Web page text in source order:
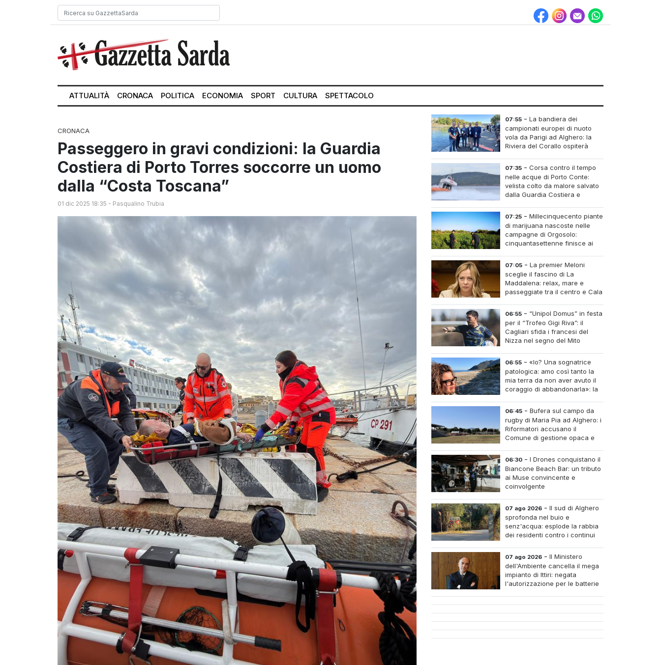
ATTUALITÀ CRONACA POLITICA ECONOMIA SPORT CULTURA SPETTACOLO
CRONACA
Passeggero in gravi condizioni: la Guardia
Costiera di Porto Torres soccorre un uomo
dalla “Costa Toscana”
01 dic 2025 18:35 - Pasqualino Trubia
07:55 - La bandiera dei
campionati europei di nuoto
vola da Parigi ad Alghero: la
Riviera del Corallo ospiterà
07:35 - Corsa contro il tempo
nelle acque di Porto Conte:
velista colto da malore salvato
dalla Guardia Costiera e
07:25 - Millecinquecento piante
di marijuana nascoste nelle
campagne di Orgosolo:
cinquantasettenne finisce ai
07:05 - La premier Meloni
sceglie il fascino di La
Maddalena: relax, mare e
passeggiate tra il centro e Cala
06:55 - “Unipol Domus” in festa
per il “Trofeo Gigi Riva”: il
Cagliari sfida i francesi del
Nizza nel segno del Mito
06:55 - «Io? Una sognatrice
patologica: amo così tanto la
mia terra da non aver avuto il
coraggio di abbandonarla»: la
06:45 - Bufera sul campo da
rugby di Maria Pia ad Alghero: i
Riformatori accusano il
Comune di gestione opaca e
06:30 - I Drones conquistano il
Biancone Beach Bar: un tributo
ai Muse convincente e
coinvolgente
07 ago 2026 - Il sud di Alghero
sprofonda nel buio e
senz'acqua: esplode la rabbia
dei residenti contro i continui
07 ago 2026 - Il Ministero
dell'Ambiente cancella il mega
impianto di Ittiri: negata
l'autorizzazione per le batterie